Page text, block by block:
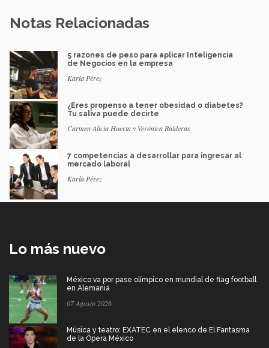
Notas Relacionadas
5 razones de peso para aplicar Inteligencia
de Negocios en la empresa
Karla Pérez
¿Eres propenso a tener obesidad o diabetes?
Tu saliva puede decirte
Carmen Alicia Huerta y Verónica Balderas
7 competencias a desarrollar para ingresar al
mercado laboral
Karla Pérez
Lo más nuevo
México va por pase olímpico en mundial de flag football
en Alemania
07 Agosto 2026
Música y teatro: EXATEC en el elenco de El Fantasma
de la Ópera México